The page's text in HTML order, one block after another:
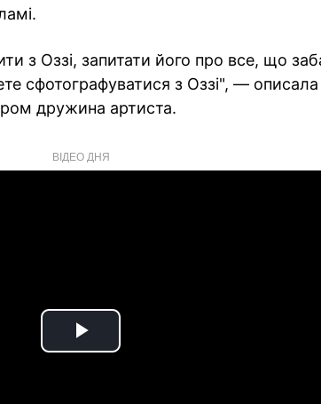
з Оззі, запитати його про все, що
сфотографуватися з Оззі", — описала
дружина артиста.
ВІДЕО ДНЯ
Play